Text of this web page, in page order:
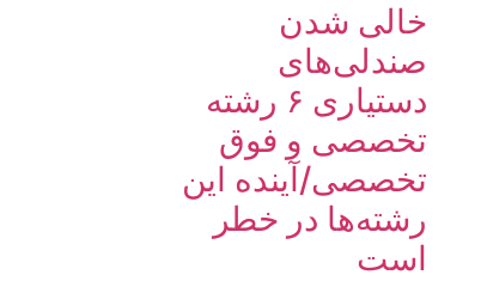
خالی شدن
صندلی‌های
دستیاری ۶ رشته
تخصصی و فوق
تخصصی/آینده این
رشته‌ها در خطر
است